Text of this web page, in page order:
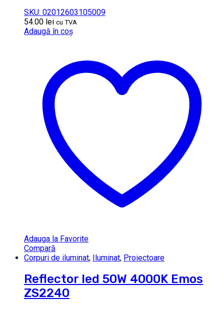
SKU: 02012603105009
54.00 lei cu TVA
Adaugă în coș
Adauga la Favorite
Compară
Corpuri de iluminat, Iluminat, Proiectoare
Reflector led 50W 4000K Emos
ZS2240